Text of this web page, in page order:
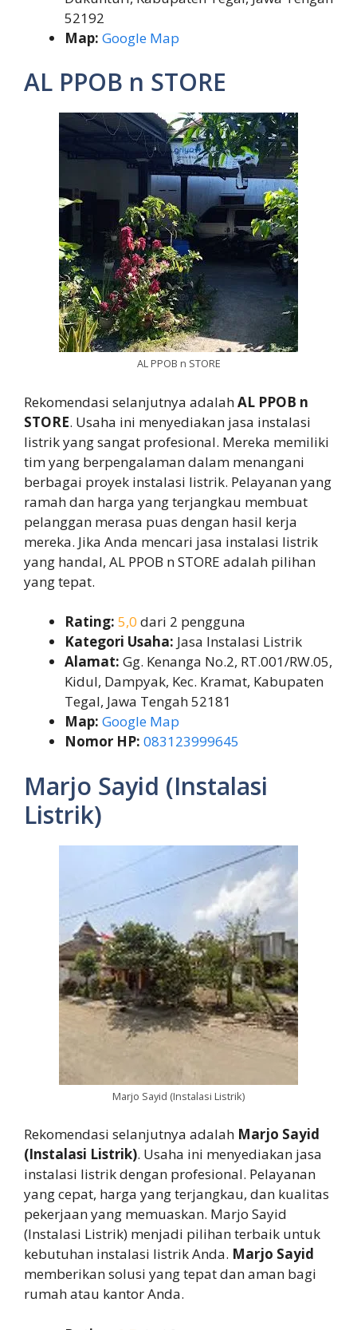
52192
Map: Google Map
AL PPOB n STORE
AL PPOB n STORE
Rekomendasi selanjutnya adalahAL PPOB n
STORE. Usaha ini menyediakan jasa instalasi
listrik yang sangat profesional. Mereka memiliki
tim yang berpengalaman dalam menangani
berbagai proyek instalasi listrik. Pelayanan yang
ramah dan harga yang terjangkau membuat
pelanggan merasa puas dengan hasil kerja
mereka. Jika Anda mencari jasa instalasi listrik
yang handal, AL PPOB n STORE adalah pilihan
yang tepat.
Rating: 5,0 dari 2 pengguna
Kategori Usaha: Jasa Instalasi Listrik
Alamat: Gg. Kenanga No.2, RT.001/RW.05,
Kidul, Dampyak, Kec. Kramat, Kabupaten
Tegal, Jawa Tengah 52181
Map: Google Map
Nomor HP: 083123999645
Marjo Sayid (Instalasi
Listrik)
Marjo Sayid (Instalasi Listrik)
Rekomendasi selanjutnya adalah Marjo Sayid
(Instalasi Listrik). Usaha ini menyediakan jasa
instalasi listrik dengan profesional. Pelayanan
yang cepat, harga yang terjangkau, dan kualitas
pekerjaan yang memuaskan. Marjo Sayid
(Instalasi Listrik) menjadi pilihan terbaik untuk
kebutuhan instalasi listrik Anda. Marjo Sayid
memberikan solusi yang tepat dan aman bagi
rumah atau kantor Anda.